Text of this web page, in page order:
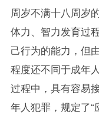
周岁不满十八周岁
体力、智力发育过
己行为的能力，但
程度还不同于成年
过程中，具有容易
年人犯罪，规定了